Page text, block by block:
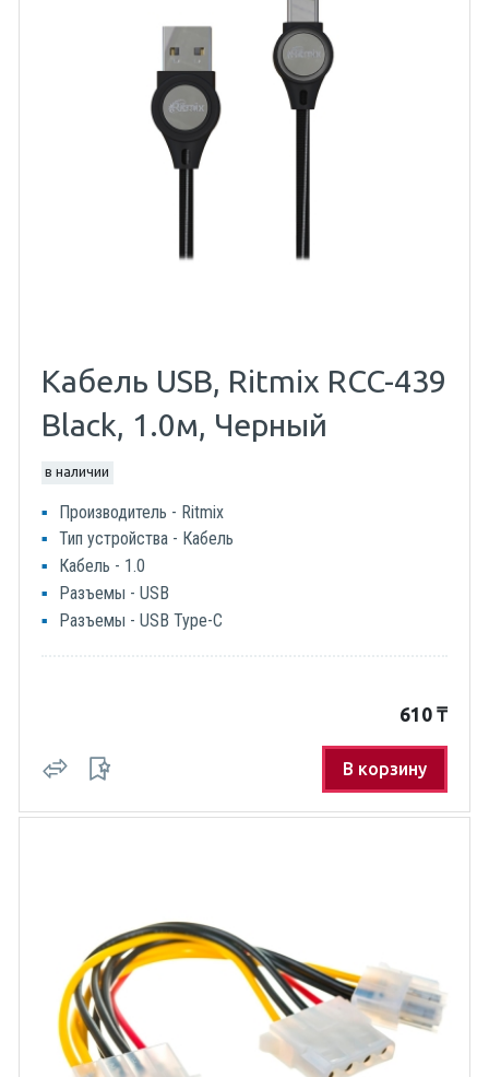
Кабель USB, Ritmix RCC-439
Black, 1.0м, Черный
в наличии
Производитель - Ritmix
Тип устройства - Кабель
Кабель - 1.0
Разъемы - USB
Разъемы - USB Type-C
610 ₸
В корзину